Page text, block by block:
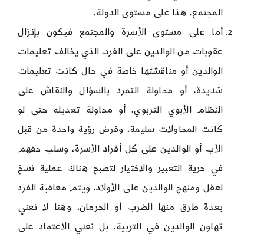
المجتمع. هذا على مستوى الدولة.
أما على مستوى الأسرة والمجتمع فيكون بإنزال
عقوبات من الوالدين على الفرد، الذي يخالف تعليمات
الوالدين أو مناقشتها خاصة في حال كانت تعليمات
شديدة، أو محاولة التمرد بالسؤال والنقاش على
النظام الأبوي التربوي، أو محاولة تعديله حتى لو
كانت المحاولات سليمة، وفرض رؤية واحدة من قبل
الأب أو الوالدين على كل أفراد الأسرة، وسلب حقهم
في حرية التعبير والاختيار لتصبح هناك عملية نسخ
لعقل ومنهج الوالدين على الأولاد، ويتم معاقبة الفرد
بعدة طرق منها الضرب أو الحرمان، وهنا لا نعني
تهاون الوالدين في التربية، بل نعني الاعتماد على